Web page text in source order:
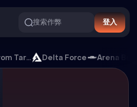
搜索作弊 登入
外挂
Escape from Tarkov Delta Force Arena